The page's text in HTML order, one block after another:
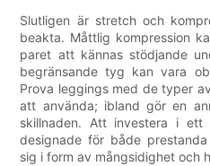
Slutligen är stretch och
beakta. Måttlig kompression
paret att kännas stödjande
begränsande tyg kan vara
Prova leggings med de typer
att använda; ibland gör en
skillnaden. Att investera i
designade för både
sig i form av mångsidighet och